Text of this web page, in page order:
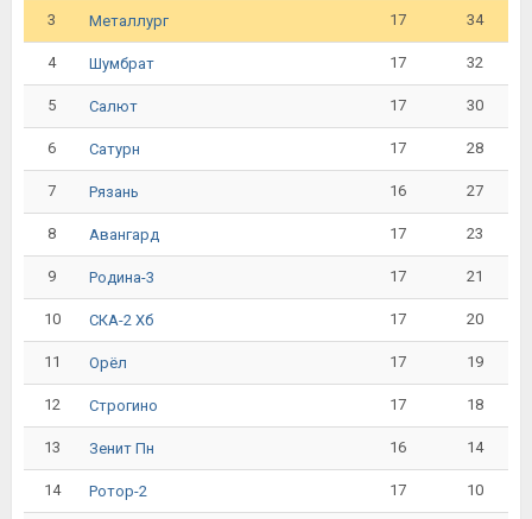
3 Металлург 17 34
4 Шумбрат 17 32
5 Салют 17 30
6 Сатурн 17 28
7 Рязань 16 27
8 Авангард 17 23
9 Родина-3 17 21
10 СКА-2 Хб 17 20
11 Орёл 17 19
12 Строгино 17 18
13 Зенит Пн 16 14
14 Ротор-2 17 10